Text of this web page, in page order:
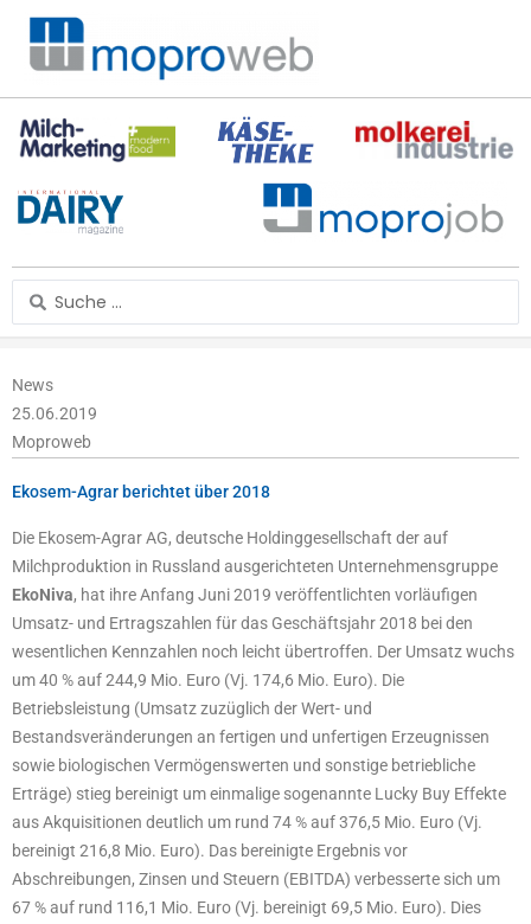
Zum
Inhalt
springen
Search
...
News
25.06.2019
Moproweb
Ekosem-Agrar berichtet über 2018
Die Ekosem-Agrar AG, deutsche Holdinggesellschaft der auf
Milchproduktion in Russland ausgerichteten Unternehmensgruppe
EkoNiva, hat ihre Anfang Juni 2019 veröffentlichten vorläufigen
Umsatz- und Ertragszahlen für das Geschäftsjahr 2018 bei den
wesentlichen Kennzahlen noch leicht übertroffen. Der Umsatz wuchs
um 40 % auf 244,9 Mio. Euro (Vj. 174,6 Mio. Euro). Die
Betriebsleistung (Umsatz zuzüglich der Wert- und
Bestandsveränderungen an fertigen und unfertigen Erzeugnissen
sowie biologischen Vermögenswerten und sonstige betriebliche
Erträge) stieg bereinigt um einmalige sogenannte Lucky Buy Effekte
aus Akquisitionen deutlich um rund 74 % auf 376,5 Mio. Euro (Vj.
bereinigt 216,8 Mio. Euro). Das bereinigte Ergebnis vor
Abschreibungen, Zinsen und Steuern (EBITDA) verbesserte sich um
67 % auf rund 116,1 Mio. Euro (Vj. bereinigt 69,5 Mio. Euro). Dies